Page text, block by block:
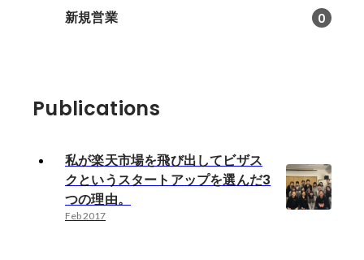
新規営業 0
Publications
私が楽天市場を飛び出してビザス
クというスタートアップを選んだ3
つの理由。
Feb 2017